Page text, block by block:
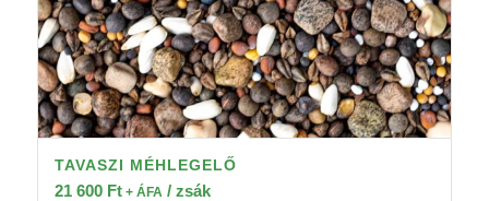
TAVASZI MÉHLEGELŐ
21 600 Ft+ ÁFA / zsák